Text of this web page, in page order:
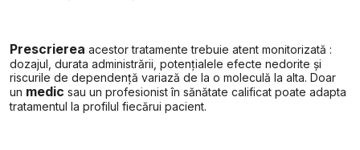
Prescrierea acestor tratamente trebuie atent monitorizată :
dozajul, durata administrării, potențialele efecte nedorite și
riscurile de dependență variază de la o moleculă la alta. Doar
un medic sau un profesionist în sănătate calificat poate adapta
tratamentul la profilul fiecărui pacient.